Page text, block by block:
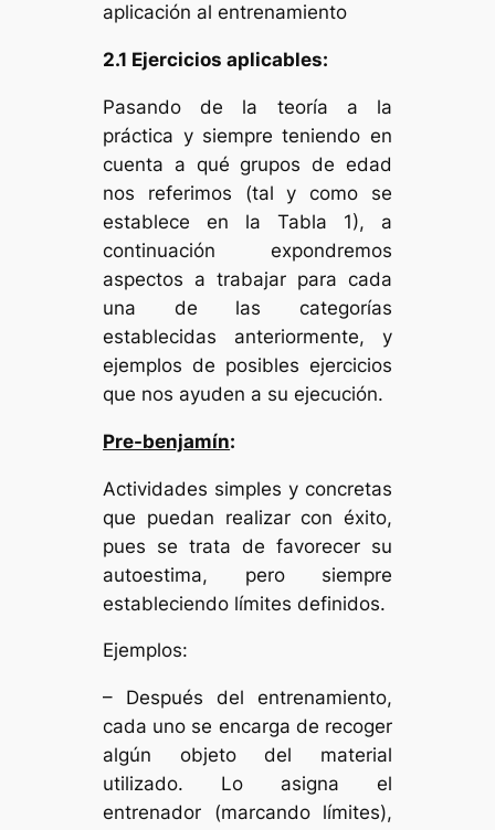
aplicación al entrenamiento
2.1 Ejercicios aplicables:
Pasando de la teoría a la
práctica y siempre teniendo en
cuenta a qué grupos de edad
nos referimos (tal y como se
establece en la Tabla 1), a
continuación expondremos
aspectos a trabajar para cada
una de las categorías
establecidas anteriormente, y
ejemplos de posibles ejercicios
que nos ayuden a su ejecución.
Pre-benjamín:
Actividades simples y concretas
que puedan realizar con éxito,
pues se trata de favorecer su
autoestima, pero siempre
estableciendo límites definidos.
Ejemplos:
– Después del entrenamiento,
cada uno se encarga de recoger
algún objeto del material
utilizado. Lo asigna el
entrenador (marcando límites),